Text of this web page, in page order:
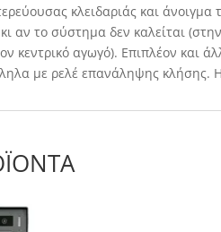
κλειδαριάς και άνοιγμα
αν το σύστημα δεν καλείται
κεντρικό αγωγό). Επιπλέον και
με ρελέ επανάληψης κλήσης. Η